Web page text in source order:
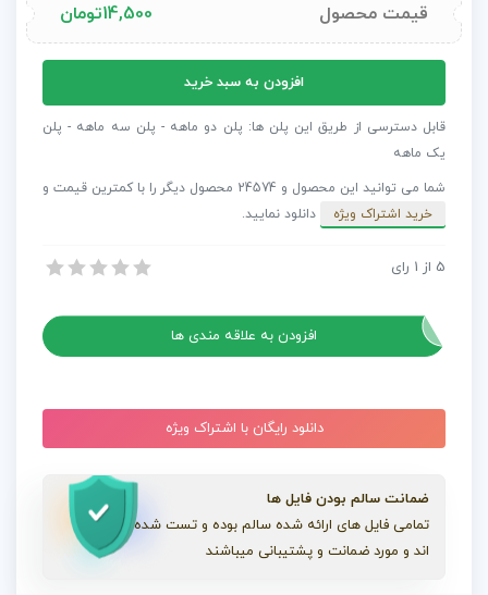
قیمت محصول 14,500تومان
افتر
افکت
جعبه
شمارش
Timer
عدد
افزودن به سبد خرید
قابل دسترسی از طریق این پلن ها: پلن دو ماهه - پلن سه ماهه - پلن
یک ماهه
شما می توانید این محصول و 24574 محصول دیگر را با کمترین قیمت و
خرید اشتراک ویژه
دانلود نمایید.
پروژه افتر افکت جعبه ابزار تایمر شمارش معکوس Timer toolkit
5 از 1 رای
افزودن به علاقه مندی ها
دانلود رایگان با اشتراک ویژه
ضمانت سالم بودن فایل ها
تمامی فایل های ارائه شده سالم بوده و تست شده
اند و مورد ضمانت و پشتیبانی میباشند